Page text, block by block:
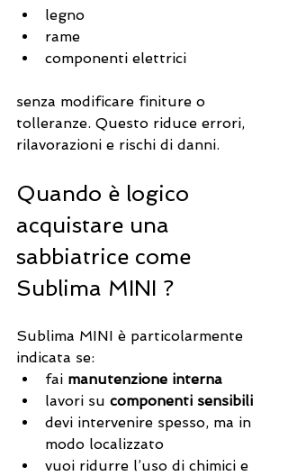
legno
rame
componenti elettrici
senza modificare finiture o
tolleranze. Questo riduce errori,
rilavorazioni e rischi di danni.
Quando è logico
acquistare una
sabbiatrice come
Sublima MINI ?
Sublima MINI è particolarmente
indicata se:
fai manutenzione interna
lavori su componenti sensibili
devi intervenire spesso, ma in
modo localizzato
vuoi ridurre l’uso di chimici e